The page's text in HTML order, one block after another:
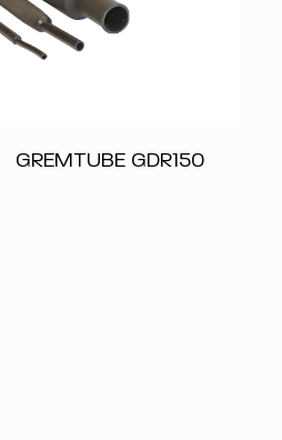
GREMTUBE GDR150